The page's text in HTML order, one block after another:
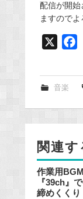
配信が開始
ますのでよ
e
k
音楽
関連
作業用
『39ch』
締めくくり